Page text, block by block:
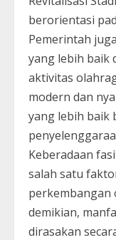
berorientasi
Pemerintah
yang lebih baik
aktivitas
modern dan
yang lebih baik
Keberadaan
salah satu
perkembangan
demikian,
dirasakan